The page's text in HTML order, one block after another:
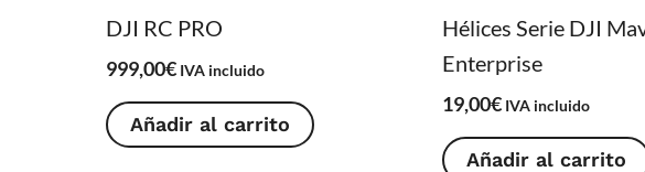
DJI RC PRO
999,00€ IVA incluido
Añadir al carrito
Hélices Serie DJI
Enterprise
19,00€ IVA incluido
Añadir al carrito